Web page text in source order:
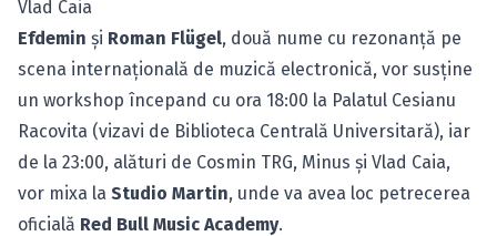
Vlad Caia
Efdemin şi Roman Flügel, două nume cu rezonanţă pe
scena internaţională de muzică electronică, vor susţine
un workshop începand cu ora 18:00 la Palatul Cesianu
Racovita (vizavi de Biblioteca Centrală Universitară), iar
de la 23:00, alături de Cosmin TRG, Minus şi Vlad Caia,
vor mixa la Studio Martin, unde va avea loc petrecerea
oficială Red Bull Music Academy.